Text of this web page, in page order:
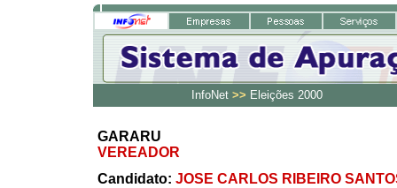
InfoNet >> Eleições 2000
GARARU
VEREADOR
Candidato: JOSE CARLOS RIBEIRO